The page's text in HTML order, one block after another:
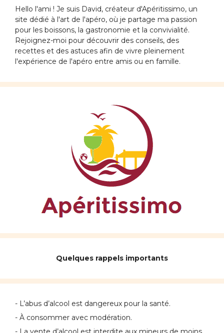
Hello l'ami ! Je suis David, créateur d'Apéritissimo, un
site dédié à l'art de l'apéro, où je partage ma passion
pour les boissons, la gastronomie et la convivialité.
Rejoignez-moi pour découvrir des conseils, des
recettes et des astuces afin de vivre pleinement
l'expérience de l'apéro entre amis ou en famille.
Quelques rappels importants
- L’abus d’alcool est dangereux pour la santé.
- À consommer avec modération.